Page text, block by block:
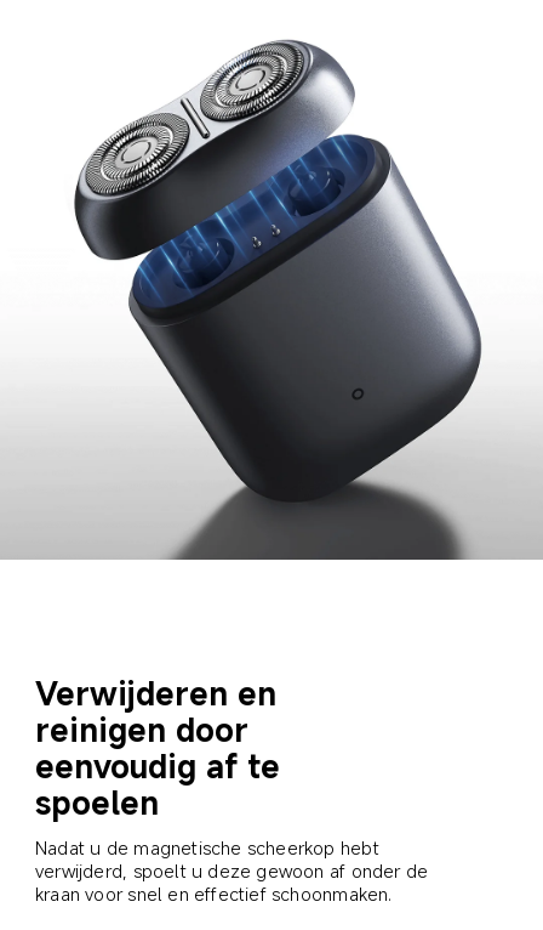
Verwijderen en
reinigen door
eenvoudig af te
spoelen
Nadat u de magnetische scheerkop hebt
verwijderd, spoelt u deze gewoon af onder de
kraan voor snel en effectief schoonmaken.